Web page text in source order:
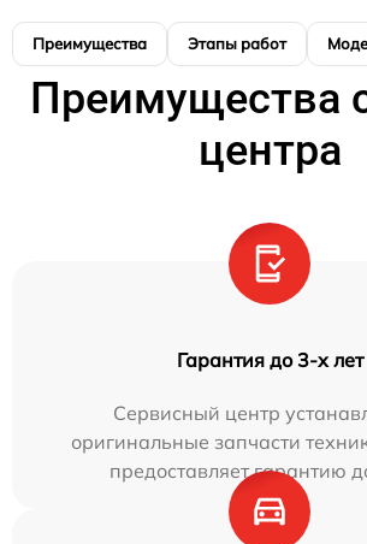
Преимущества Этапы работ
Преимущества
центра
Гарантия до 3-х лет
Сервисный центр
оригинальные запчасти
предоставляет гарантию